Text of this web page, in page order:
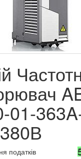
01-
податків